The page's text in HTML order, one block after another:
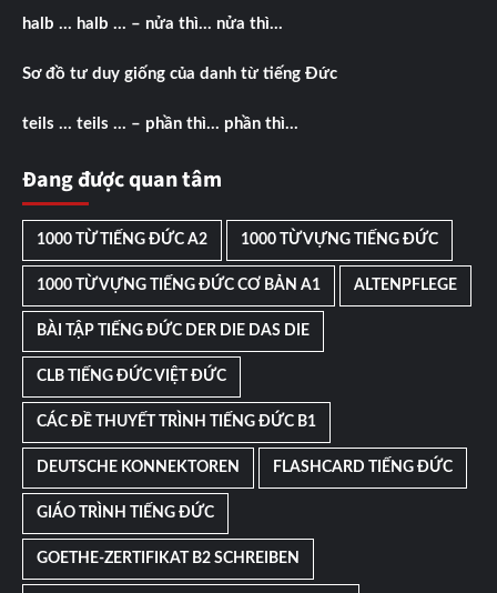
halb … halb … – nửa thì… nửa thì…
Sơ đồ tư duy giống của danh từ tiếng Đức
teils … teils … – phần thì… phần thì…
Đang được quan tâm
1000 TỪ TIẾNG ĐỨC A2 1000 TỪ VỰNG TIẾNG ĐỨC
1000 TỪ VỰNG TIẾNG ĐỨC CƠ BẢN A1 ALTENPFLEGE
BÀI TẬP TIẾNG ĐỨC DER DIE DAS DIE
CLB TIẾNG ĐỨC VIỆT ĐỨC
CÁC ĐỀ THUYẾT TRÌNH TIẾNG ĐỨC B1
DEUTSCHE KONNEKTOREN FLASHCARD TIẾNG ĐỨC
GIÁO TRÌNH TIẾNG ĐỨC
GOETHE-ZERTIFIKAT B2 SCHREIBEN